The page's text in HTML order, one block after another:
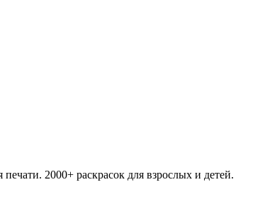
2000+ раскрасок для взрослых и детей.